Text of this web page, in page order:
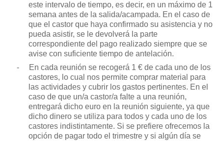
este intervalo de tiempo, es decir, en un máximo de 1
semana antes de la salida/acampada. En el caso de
que el castor que haya confirmado su asistencia y no
pueda asistir, se le devolverá la parte
correspondiente del pago realizado siempre que se
avise con suficiente tiempo de antelación.
-
En cada reunión se recogerá 1 € de cada uno de los
castores, lo cual nos permite comprar material para
las actividades y cubrir los gastos pertinentes. En el
caso de que un/a castor/a falte a una reunión,
entregará dicho euro en la reunión siguiente, ya que
dicho dinero se utiliza para todos y cada uno de los
castores indistintamente. Si se prefiere ofrecemos la
opción de pagar todo el trimestre y si algún día se